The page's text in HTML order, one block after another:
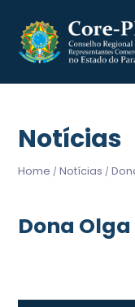
Notícias
Home / Notícias /
Dona